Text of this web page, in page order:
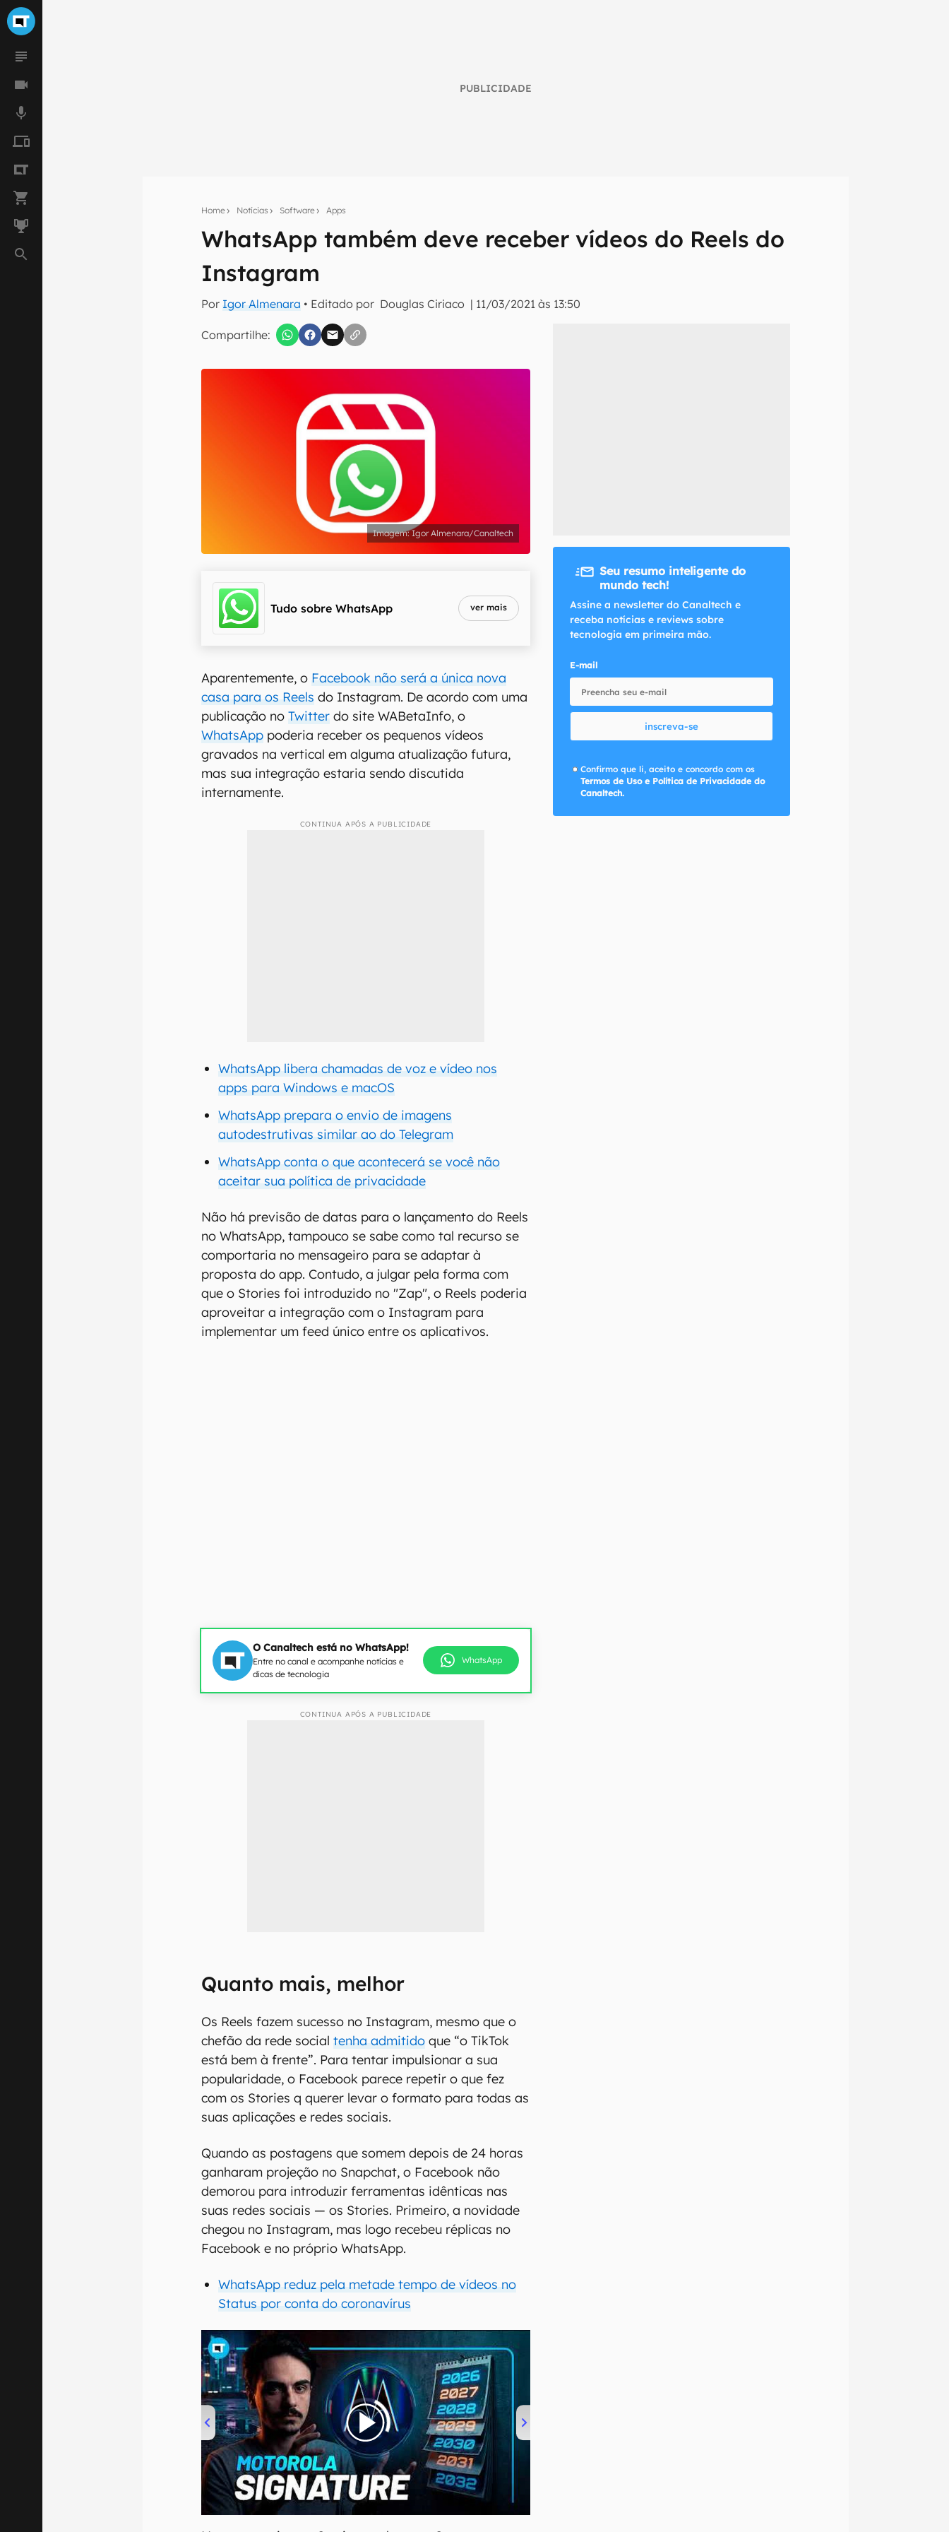
PUBLICIDADE
Home Notícias Software Apps
WhatsApp também deve receber vídeos do Reels do
Instagram
Por Igor Almenara • Editado por Douglas Ciriaco | 11/03/2021 às 13:50
Compartilhe:
Seu resumo inteligente do mundo tech!
Assine a newsletter do Canaltech e receba notícias e reviews sobre tecnologia em primeira
Confirmo que li, aceito e concordo com os Termos de Uso e Política de Privacidade do Canaltech.
Igor Almenara/Canaltech
Tudo sobre WhatsApp ver mais
Aparentemente, o Facebook não será a única nova
casa para os Reels do Instagram. De acordo com uma
publicação noTwitter do site WABetaInfo, o
WhatsApp poderia receber os pequenos vídeos
gravados na vertical em alguma atualização futura,
mas sua integração estaria sendo discutida
internamente.
CONTINUA APÓS A PUBLICIDADE
WhatsApp libera chamadas de voz e vídeo nos
apps para Windows e macOS
WhatsApp prepara o envio de imagens
autodestrutivas similar ao do Telegram
WhatsApp conta o que acontecerá se você não
aceitar sua política de privacidade
Não há previsão de datas para o lançamento do Reels
no WhatsApp, tampouco se sabe como tal recurso se
comportaria no mensageiro para se adaptar à
proposta do app. Contudo, a julgar pela forma com
que o Stories foi introduzido no "Zap", o Reels poderia
aproveitar a integração com o Instagram para
implementar um feed único entre os aplicativos.
O Canaltech está no WhatsApp!
Entre no canal e acompanhe notícias e
dicas de tecnologia
WhatsApp
CONTINUA APÓS A PUBLICIDADE
Quanto mais, melhor
Os Reels fazem sucesso no Instagram, mesmo que o
chefão da rede socialtenha admitido que “o TikTok
está bem à frente”. Para tentar impulsionar a sua
popularidade, o Facebook parece repetir o que fez
com os Stories q querer levar o formato para todas as
suas aplicações e redes sociais.
Quando as postagens que somem depois de 24 horas
ganharam projeção no Snapchat, o Facebook não
demorou para introduzir ferramentas idênticas nas
suas redes sociais — os Stories. Primeiro, a novidade
chegou no Instagram, mas logo recebeu réplicas no
Facebook e no próprio WhatsApp.
WhatsApp reduz pela metade tempo de vídeos no
Status por conta do coronavírus
00:00 20:46
Seu resumo inteligente do
mundo tech!
Assine a newsletter do Canaltech e
receba notícias e reviews sobre
tecnologia em primeira mão.
E-mail
inscreva-se
Confirmo que li, aceito e concordo com os
Termos de Uso e Política de Privacidade do
Canaltech.